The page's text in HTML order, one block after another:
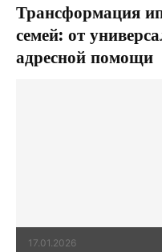
Трансформация
семей: от
адресной помощи
17.01.2026